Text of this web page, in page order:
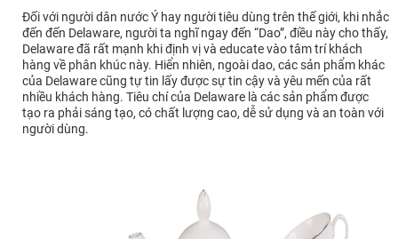
Đối với người dân nước Ý hay người tiêu dùng trên thế giới, khi nhắc
đến đến Delaware, người ta nghĩ ngay đến “Dao”, điều này cho thấy,
Delaware đã rất mạnh khi định vị và educate vào tâm trí khách
hàng về phân khúc này. Hiển nhiên, ngoài dao, các sản phẩm khác
của Delaware cũng tự tin lấy được sự tin cậy và yêu mến của rất
nhiều khách hàng. Tiêu chí của Delaware là các sản phẩm được
tạo ra phải sáng tạo, có chất lượng cao, dễ sử dụng và an toàn với
người dùng.